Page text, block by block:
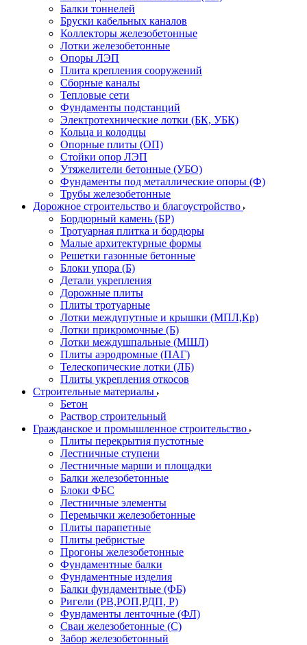
Балки тоннелей
Бруски кабельных каналов
Коллекторы железобетонные
Лотки железобетонные
Опоры ЛЭП
Плита крепления сооружений
Сборные каналы
Тепловые сети
Фундаменты подстанций
Электротехнические лотки (БК, УБК)
Кольца и колодцы
Опорные плиты (ОП)
Стойки опор ЛЭП
Утяжелители бетонные (УБО)
Фундаменты под металлические опоры (Ф)
Трубы железобетонные
Дорожное строительство и благоустройство
Бордюрный камень (БР)
Тротуарная плитка и бордюры
Малые архитектурные формы
Решетки газонные бетонные
Блоки упора (Б)
Детали укрепления
Дорожные плиты
Плиты тротуарные
Лотки междупутные и крышки (МПЛ,Кр)
Лотки прикромочные (Б)
Лотки междушпальные (МШЛ)
Плиты аэродромные (ПАГ)
Телескопические лотки (ЛБ)
Плиты укрепления откосов
Строительные материалы
Бетон
Раствор строительный
Гражданское и промышленное строительство
Плиты перекрытия пустотные
Лестничные ступени
Лестничные марши и площадки
Балки железобетонные
Блоки ФБС
Лестничные элементы
Перемычки железобетонные
Плиты парапетные
Плиты ребристые
Прогоны железобетонные
Фундаментные балки
Фундаментные изделия
Балки фундаментные (ФБ)
Ригели (РВ,РОП,РДП, Р)
Фундаменты ленточные (ФЛ)
Сваи железобетонные (С)
Забор железобетонный